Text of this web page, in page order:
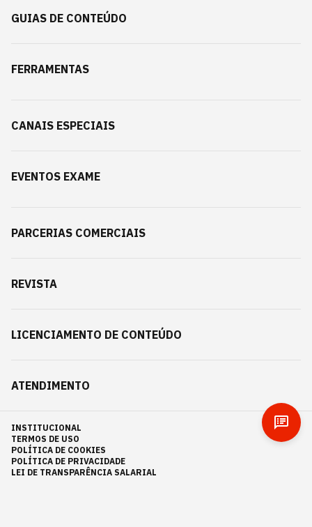
GUIAS DE CONTEÚDO
FERRAMENTAS
CANAIS ESPECIAIS
EVENTOS EXAME
PARCERIAS COMERCIAIS
REVISTA
LICENCIAMENTO DE CONTEÚDO
ATENDIMENTO
INSTITUCIONAL
TERMOS DE USO
POLÍTICA DE COOKIES
POLÍTICA DE PRIVACIDADE
LEI DE TRANSPARÊNCIA SALARIAL